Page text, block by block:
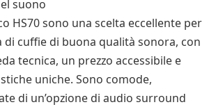
suono
HS70 sono una scelta eccellente per
di cuffie di buona qualità sonora, con
tecnica, un prezzo accessibile e
uniche. Sono comode,
di un’opzione di audio surround